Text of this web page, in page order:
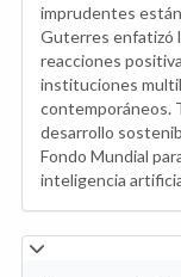
imprudentes
Guterres enfatizó
reacciones
instituciones
contemporáneos.
desarrollo
Fondo Mundial
inteligencia